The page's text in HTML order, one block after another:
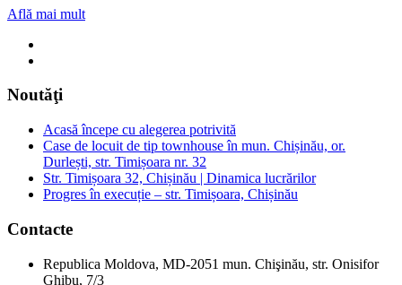
Află mai mult
Noutăţi
Acasă începe cu alegerea potrivită
Case de locuit de tip townhouse în mun. Chișinău, or.
Durlești, str. Timișoara nr. 32
Str. Timișoara 32, Chișinău | Dinamica lucrărilor
Progres în execuție – str. Timișoara, Chișinău
Contacte
Republica Moldova, MD-2051 mun. Chişinău, str. Onisifor
Ghibu, 7/3